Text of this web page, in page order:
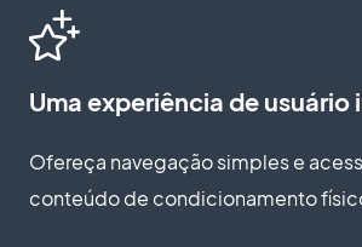
Uma experiência de usuário
Ofereça navegação simples e
conteúdo de condicionamento